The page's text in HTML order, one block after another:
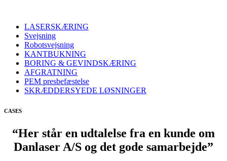
LASERSKÆRING
Svejsning
Robotsvejsning
KANTBUKNING
BORING & GEVINDSKÆRING
AFGRATNING
PEM presbefæstelse
SKRÆDDERSYEDE LØSNINGER
CASES
“Her står en udtalelse fra en kunde om
Danlaser A/S og det gode samarbejde”